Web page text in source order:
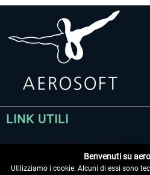
LINK UTILI
Benvenuti su
Utilizziamo i cookie. Alcuni di essi sono